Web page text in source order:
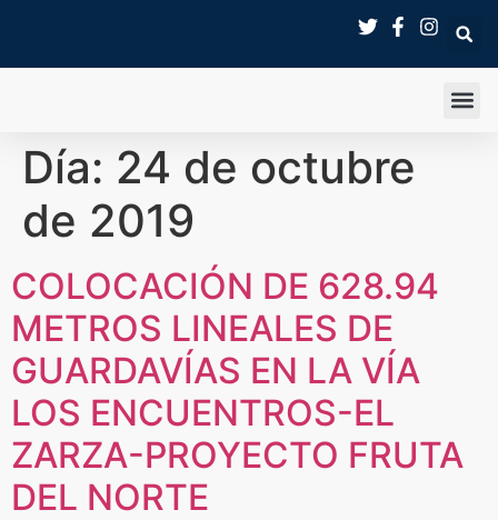
Día: 24 de octubre
de 2019
COLOCACIÓN DE 628.94
METROS LINEALES DE
GUARDAVÍAS EN LA VÍA
LOS ENCUENTROS-EL
ZARZA-PROYECTO FRUTA
DEL NORTE